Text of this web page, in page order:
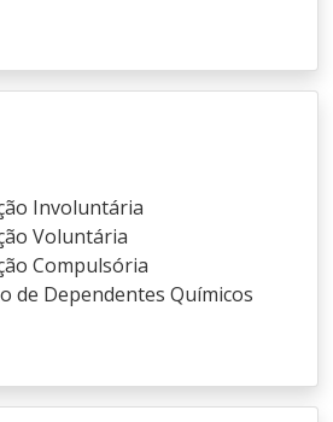
Involuntária
Voluntária
Compulsória
de Dependentes Químicos